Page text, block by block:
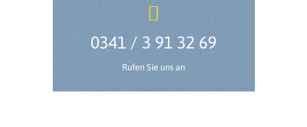

0341 / 3 91 32 69
Rufen Sie uns an